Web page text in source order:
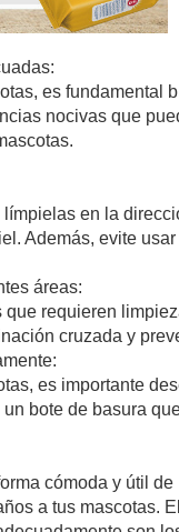
es fundamental
nocivas que
límpielas en la
Además, evite
áreas:
requieren
cruzada y
es importante
bote de basura
cómoda y útil
a tus mascotas.